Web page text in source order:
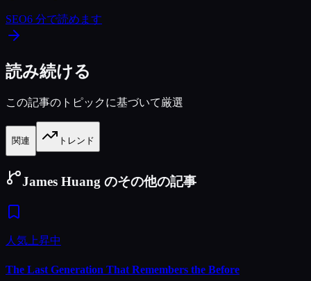
SEO6 分で読めます
読み続ける
この記事のトピックに基づいて厳選
関連 トレンド
James Huang のその他の記事
人気上昇中
The Last Generation That Remembers the Before